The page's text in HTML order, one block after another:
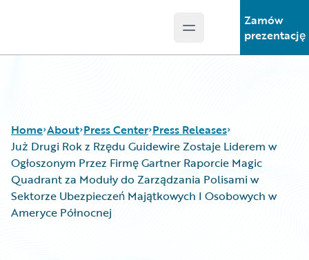
Open main menu
Zamów
prezentację
Home About Press Center Press Releases
Już Drugi Rok z Rzędu Guidewire Zostaje Liderem w
Ogłoszonym Przez Firmę Gartner Raporcie Magic
Quadrant za Moduły do Zarządzania Polisami w
Sektorze Ubezpieczeń Majątkowych I Osobowych w
Ameryce Północnej